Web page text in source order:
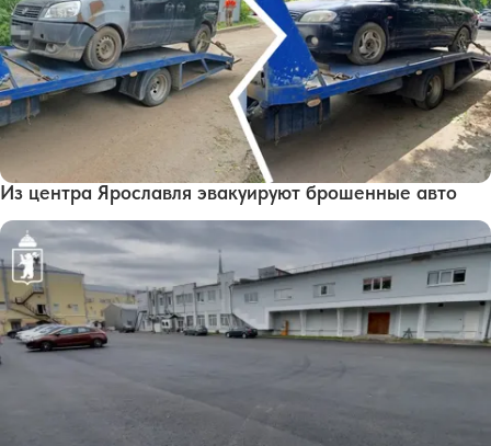
Из центра Ярославля эвакуируют брошенные авто